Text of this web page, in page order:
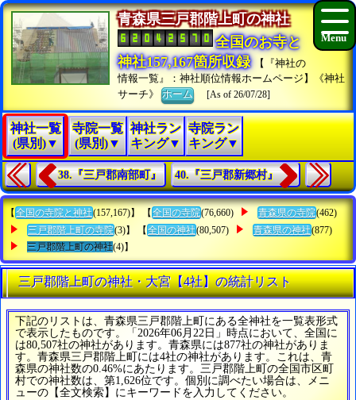
青森県三戸郡階上町の神社
全国のお寺と
神社157,167箇所収録
【『神社の
情報一覧』：神社順位情報ホームページ】《神社
サーチ》ホーム [As of 26/07/28]
神社一覧
(県別)▼
寺院一覧
(県別)▼
神社ラン
キング▼
寺院ラン
キング▼
38.『三戸郡南部町』 40.『三戸郡新郷村』
【 全国の寺院と神社(157,167)】 【 全国の寺院(76,660) 青森県の寺院(462)
三戸郡階上町の寺院(3)】 【 全国の神社(80,507) 青森県の神社(877)
三戸郡階上町の神社(4)】
三戸郡階上町の神社・大宮【4社】の統計リスト
下記のリストは、青森県三戸郡階上町にある全神社を一覧表形式
で表示したものです。「2026年06月22日」時点において、全国に
は80,507社の神社があります。青森県には877社の神社がありま
す。青森県三戸郡階上町には4社の神社があります。これは、青
森県の神社数の0.46%にあたります。三戸郡階上町の全国市区町
村での神社数は、第1,626位です。個別に調べたい場合は、メニ
ューの【全文検索】にキーワードを入力してください。